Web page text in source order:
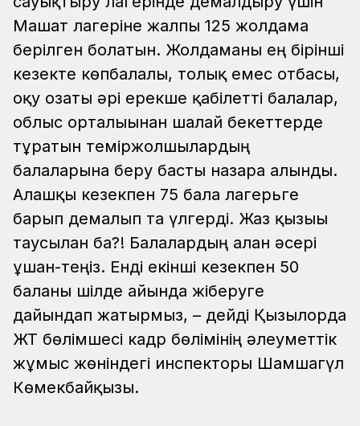
Машат лагеріне жалпы 125 жолдама
берілген болатын. Жолдаманы ең бірінші
кезекте көпбалалы, толық емес отбасы,
оқу озаты әрі ерекше қабілетті балалар,
облыс орталығынан шалғай бекеттерде
тұратын теміржолшылардың
балаларына беру басты назарға алынды.
Алғашқы кезекпен 75 бала лагерьге
барып демалып та үлгерді. Жаз қызығы
таусылған ба?! Балалардың алған әсері
ұшан-теңіз. Енді екінші кезекпен 50
баланы шілде айында жіберуге
дайындап жатырмыз, – дейді Қызылорда
ЖТ бөлімшесі кадр бөлімінің әлеуметтік
жұмыс жөніндегі инспекторы Шамшагүл
Көмекбайқызы.